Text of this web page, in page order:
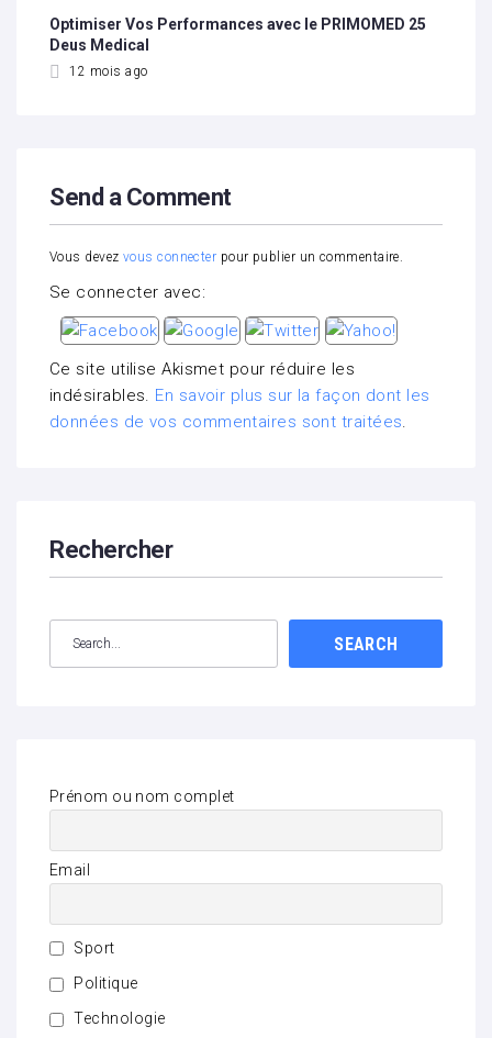
Optimiser Vos Performances avec le PRIMOMED 25
Deus Medical
12 mois ago
Send a Comment
Vous devez vous connecter pour publier un commentaire.
Se connecter avec:
Ce site utilise Akismet pour réduire les
indésirables. En savoir plus sur la façon dont les
données de vos commentaires sont traitées.
Rechercher
SEARCH
Prénom ou nom complet
Email
Sport
Politique
Technologie